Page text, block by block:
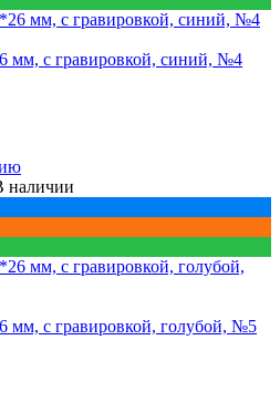
мм, с гравировкой, синий, №4
наличии
мм, с гравировкой, голубой, №5